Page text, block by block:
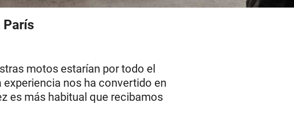
París
motos estarían por todo el
nos ha convertido en
es más habitual que recibamos